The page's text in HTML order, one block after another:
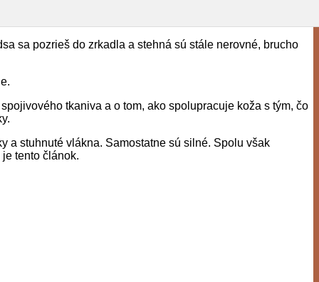
sa pozrieš do zrkadla a stehná sú stále nerovné, brucho
tkaniva a o tom, ako spolupracuje koža s tým, čo
a stuhnuté vlákna. Samostatne sú silné. Spolu však
tento článok.